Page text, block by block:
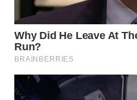
TOBA
WN
NIAS
WN
LANGKAT